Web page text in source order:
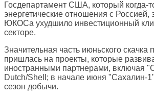
Госдепартамент США, который когда-
энергетические отношения с Россией,
ЮКОСа ухудшило инвестиционный
секторе.
Значительная часть июньского скачка
пришлась на проекты, которые
иностранными партнерами, включая
Dutch/Shell; в начале июня "Сахалин-
сезон добычи.